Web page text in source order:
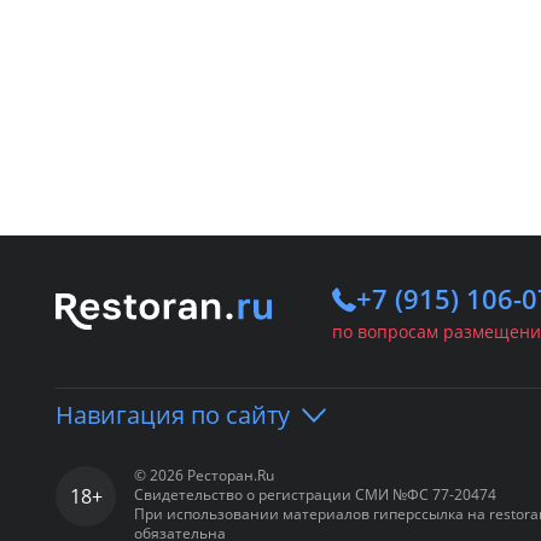
+7 (915) 106-
по вопросам
Навигация по сайту
Портал Рестораны
18+
© 2026 Ресторан.Ru
Свидетельство о регистрации СМИ №ФС 77-20474
При использовании материалов гиперссылка на
обязательна